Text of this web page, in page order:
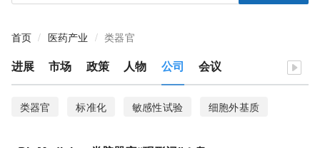
首页 医药产业 类器官
进展 市场 政策 人物 公司 会议
类器官 标准化 敏感性试验 细胞外基质